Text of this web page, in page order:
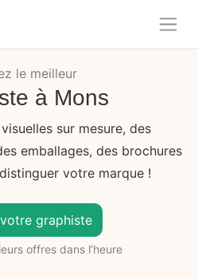
le meilleur
à Mons
sur mesure, des
emballages, des brochures
votre marque !
graphiste
offres dans l’heure